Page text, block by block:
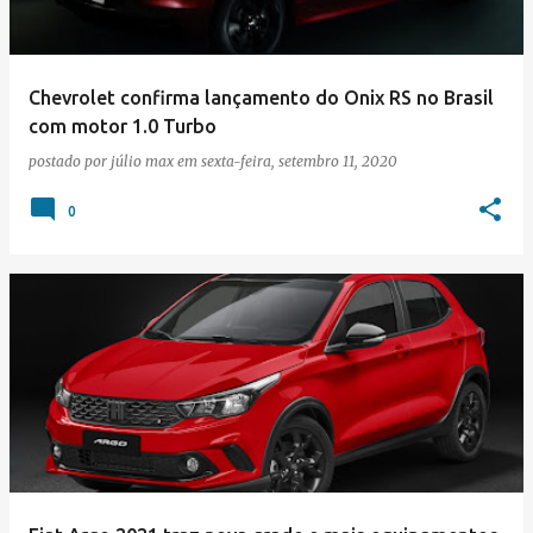
Chevrolet confirma lançamento do Onix RS no Brasil
com motor 1.0 Turbo
postado por júlio max em sexta-feira, setembro 11, 2020
0